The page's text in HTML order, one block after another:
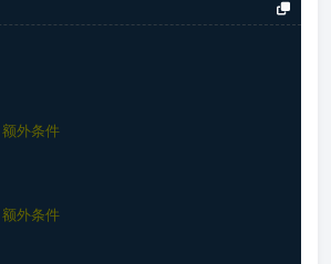
额外条件
额外条件